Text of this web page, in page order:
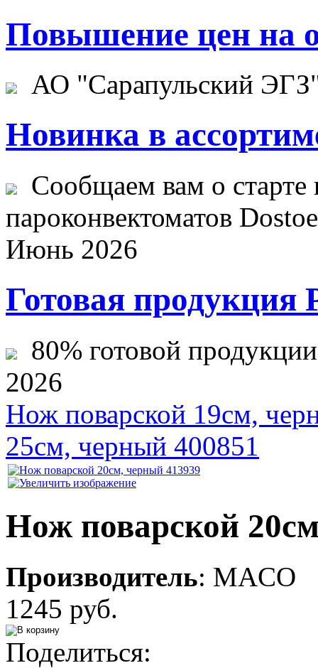
Повышение цен на
АО "Сарапульский
Новинка в
Сообщаем вам о старте
пароконвектоматов
Июнь 2026
Готовая продукция
80% готовой
2026
Нож поварской 19см,
25см, черный 400851
Нож поварской
Производитель: MACO
1245 руб.
Поделиться: